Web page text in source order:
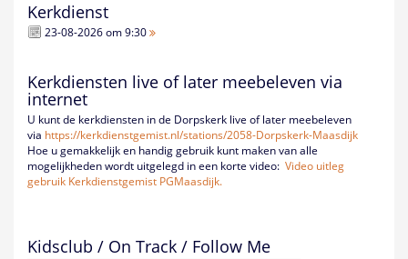
Kerkdienst
23-08-2026 om 9:30
Kerkdiensten live of later meebeleven via
internet
U kunt de kerkdiensten in de Dorpskerk live of later meebeleven
via https://kerkdienstgemist.nl/stations/2058-Dorpskerk-Maasdijk
Hoe u gemakkelijk en handig gebruik kunt maken van alle
mogelijkheden wordt uitgelegd in een korte video: Video uitleg
gebruik Kerkdienstgemist PGMaasdijk.
Kidsclub / On Track / Follow Me